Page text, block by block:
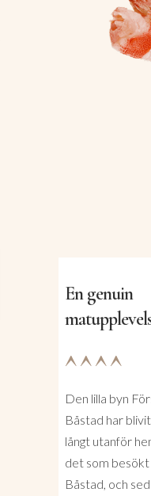
En genuin
Den lilla byn
Båstad har
långt utanför
det som
Båstad, och